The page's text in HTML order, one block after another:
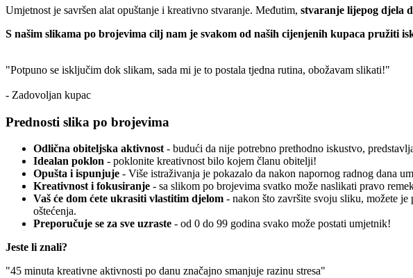
Umjetnost je savršen alat opuštanje i kreativno stvaranje. Međutim, stvaranje lijepog djela
S našim slikama po brojevima cilj nam je svakom od naših cijenjenih kupaca pružiti
"Potpuno se isključim dok slikam, sada mi je to postala tjedna rutina, obožavam slikati!"
- Zadovoljan kupac
Prednosti slika po brojevima
Odlična obiteljska aktivnost - budući da nije potrebno prethodno iskustvo,
Idealan poklon - poklonite kreativnost bilo kojem članu obitelji!
Opušta i ispunjuje - Više istraživanja je pokazalo da nakon napornog radnog dana
Kreativnost i fokusiranje - sa slikom po brojevima svatko može naslikati pravo
Vaš će dom ćete ukrasiti vlastitim djelom - nakon što završite svoju sliku, možete
oštećenja.
Preporučuje se za sve uzraste - od 0 do 99 godina svako može postati umjetnik!
Jeste li znali?
"45 minuta kreativne aktivnosti po danu značajno smanjuje razinu stresa"